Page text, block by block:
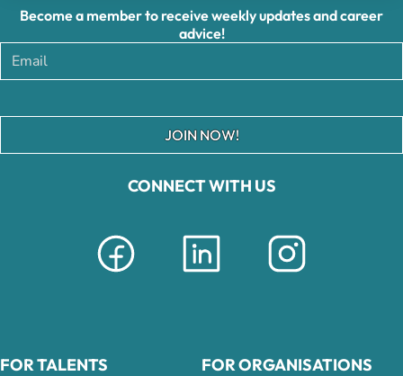
CONNECT WITH US
Become a member to receive weekly updates and career
advice!
JOIN NOW!
FOR TALENTS FOR ORGANISATIONS